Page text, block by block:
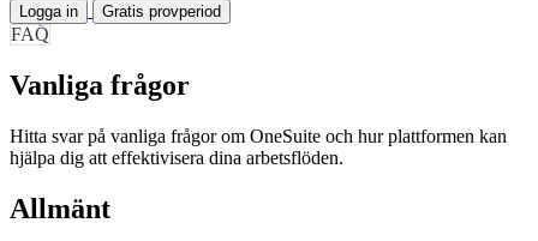
Logga in Gratis provperiod
FAQ
Vanliga frågor
Hitta svar på vanliga frågor om OneSuite och hur plattformen kan
hjälpa dig att effektivisera dina arbetsflöden.
Allmänt